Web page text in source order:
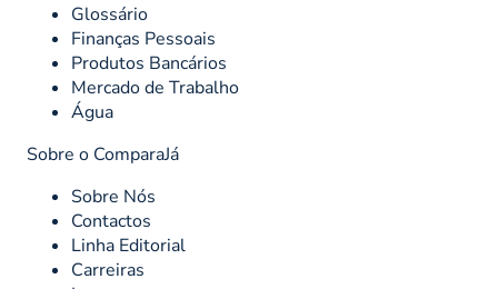
Glossário
Finanças Pessoais
Produtos Bancários
Mercado de Trabalho
Água
Sobre o ComparaJá
Sobre Nós
Contactos
Linha Editorial
Carreiras